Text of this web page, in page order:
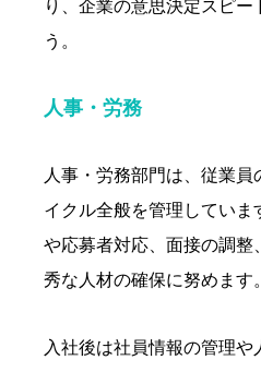
り、企業の意思決定スピ
う。
人事・労務
人事・労務部門は、従業
イクル全般を管理してい
や応募者対応、面接の調
秀な人材の確保に努めます。
入社後は社員情報の管理